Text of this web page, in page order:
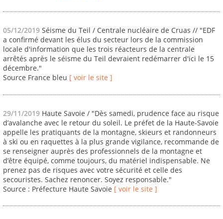
05/12/2019 Séisme du Teil / Centrale nucléaire de Cruas // "EDF
a confirmé devant les élus du secteur lors de la commission
locale d'information que les trois réacteurs de la centrale
arrêtés après le séisme du Teil devraient redémarrer d'ici le 15
décembre."
Source France bleu [ voir le site ]
29/11/2019 Haute Savoie / "Dès samedi, prudence face au risque
d’avalanche avec le retour du soleil. Le préfet de la Haute-Savoie
appelle les pratiquants de la montagne, skieurs et randonneurs
à ski ou en raquettes à la plus grande vigilance, recommande de
se renseigner auprès des professionnels de la montagne et
d’être équipé, comme toujours, du matériel indispensable. Ne
prenez pas de risques avec votre sécurité et celle des
secouristes. Sachez renoncer. Soyez responsable."
Source : Préfecture Haute Savoie [ voir le site ]